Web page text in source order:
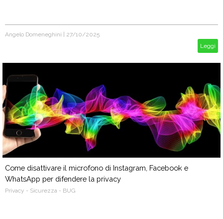
Angelo Domeneghini
27/10/2025
Leggi
Come disattivare il microfono di Instagram, Facebook e
WhatsApp per difendere la privacy
Privacy - Sicurezza - BUG